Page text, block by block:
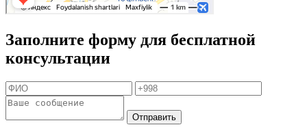
Заполните форму для бесплатной
консультации
Отправить